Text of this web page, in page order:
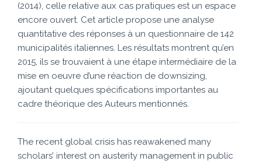
(2014), celle relative aux cas pratiques est un espace
encore ouvert. Cet article propose une analyse
quantitative des réponses à un questionnaire de 142
municipalités italiennes. Les résultats montrent qu’en
2015, ils se trouvaient à une étape intermédiaire de la
mise en oeuvre d’une réaction de downsizing,
ajoutant quelques spécifications importantes au
cadre théorique des Auteurs mentionnés.
The recent global crisis has reawakened many
scholars’ interest on austerity management in public